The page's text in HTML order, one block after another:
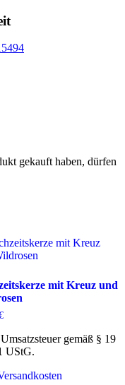
gekauft haben, dürfen
mit Kreuz und
gemäß § 19
UStG.